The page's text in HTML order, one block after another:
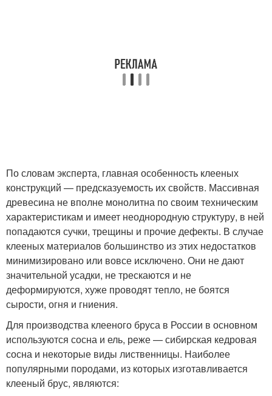
По словам эксперта, главная особенность клееных
конструкций — предсказуемость их свойств. Массивная
древесина не вполне монолитна по своим техническим
характеристикам и имеет неоднородную структуру, в ней
попадаются сучки, трещины и прочие дефекты. В случае
клееных материалов большинство из этих недостатков
минимизировано или вовсе исключено. Они не дают
значительной усадки, не трескаются и не
деформируются, хуже проводят тепло, не боятся
сырости, огня и гниения.
Для производства клееного бруса в России в основном
используются сосна и ель, реже — сибирская кедровая
сосна и некоторые виды лиственницы. Наиболее
популярными породами, из которых изготавливается
клееный брус, являются: